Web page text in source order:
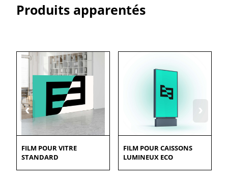
Produits apparentés
‹ ›
FILM POUR VITRE
STANDARD
FILM POUR CAISSONS
LUMINEUX ECO